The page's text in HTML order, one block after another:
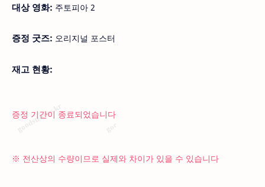
대상 영화: 주토피아 2
증정 굿즈: 오리지널 포스터
재고 현황:
증정 기간이 종료되었습니다
※ 전산상의 수량이므로 실제와 차이가 있을 수 있습니다